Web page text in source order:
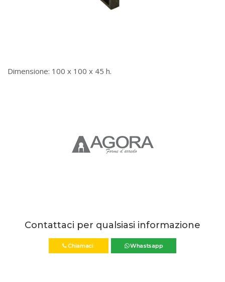
Dimensione: 100 x 100 x 45 h.
Contattaci per qualsiasi informazione
Chiamaci Whastsapp